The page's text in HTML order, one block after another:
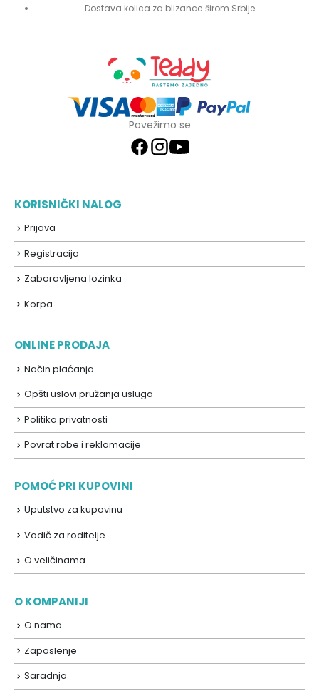
Dostava kolica za blizance širom Srbije
Povežimo se
KORISNIČKI NALOG
Prijava
Registracija
Zaboravljena lozinka
Korpa
ONLINE PRODAJA
Način plaćanja
Opšti uslovi pružanja usluga
Politika privatnosti
Povrat robe i reklamacije
POMOĆ PRI KUPOVINI
Uputstvo za kupovinu
Vodič za roditelje
O veličinama
O KOMPANIJI
O nama
Zaposlenje
Saradnja